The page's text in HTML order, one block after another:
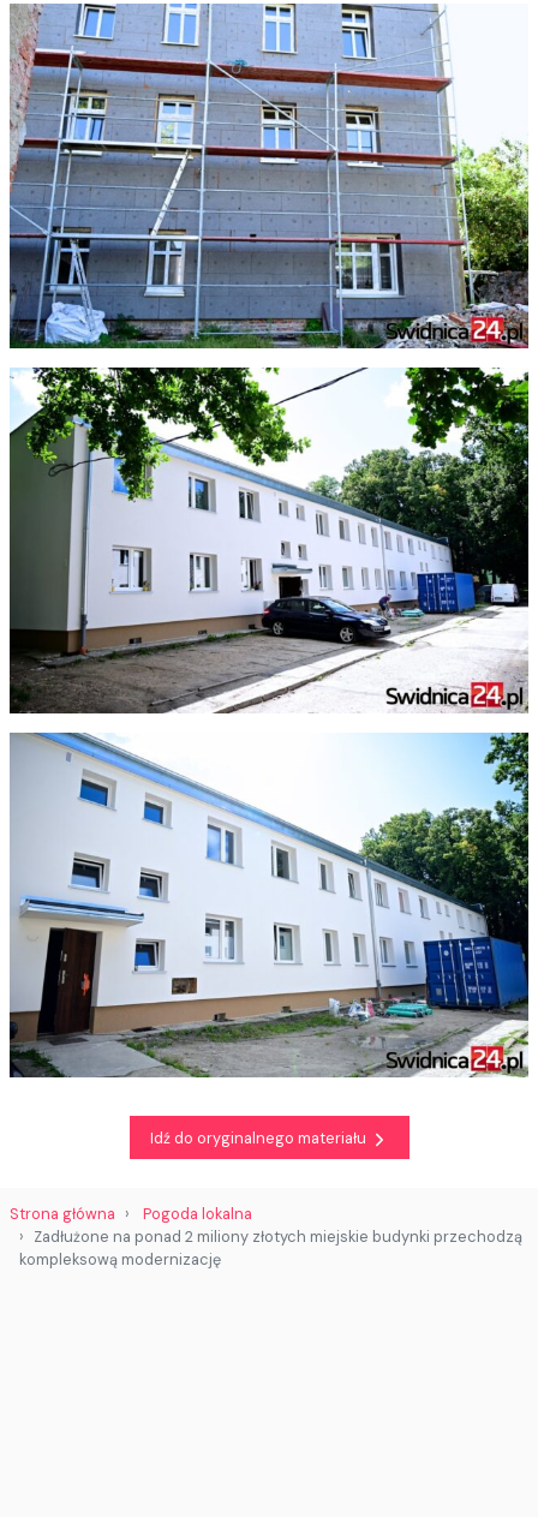
Idź do oryginalnego materiału
Strona główna
Pogoda lokalna
Zadłużone na ponad 2 miliony złotych miejskie budynki przechodzą
kompleksową modernizację